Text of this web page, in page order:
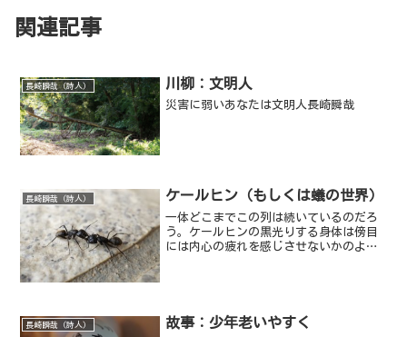
関連記事
長崎瞬哉（詩人） 川柳：文明人
災害に弱いあなたは文明人長崎瞬哉
長崎瞬哉（詩人） ケールヒン（もしくは蟻の世界）
一体どこまでこの列は続いているのだろ
う。ケールヒンの黒光りする身体は傍目
には内心の疲れを感じさせないかのよう
長崎瞬哉（詩人） 故事：少年老いやすく